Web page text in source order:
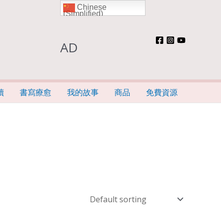
Chinese
(Simplified)
AD
書寫療愈 我的故事 商品 免費資源